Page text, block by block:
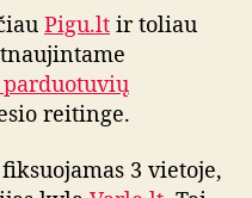
o
m
n
e
i
Pigu.lt ir toliau
reitinge.
3 vietoje,